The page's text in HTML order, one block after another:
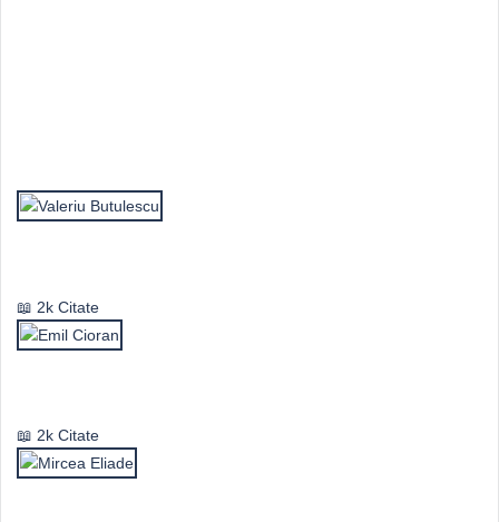
2k Citate
2k Citate